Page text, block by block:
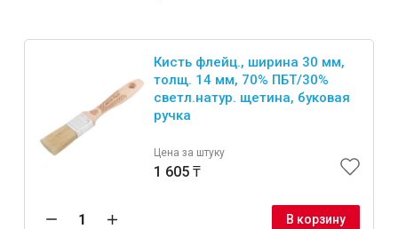
Кисть флейц., ширина 30 мм,
толщ. 14 мм, 70% ПБT/30%
светл.натур. щетина, буковая
ручка
Цена за штуку
1 605 ₸
В корзину